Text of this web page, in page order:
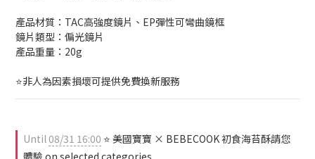
產品材質：TAC高強度鏡片、EP彈性可彎曲鏡框
鏡片類型：偏光鏡片
產品重量：20g
⭐非人為因素損壞可提供免費換新服務
Until08/31 16:00 ⭐ 美國寶寶 × BEBECOOK 初食海苔酥請您
體驗 on selected categories